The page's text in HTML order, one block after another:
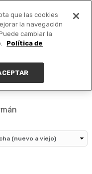
PUBLICA GRATIS +
que las cookies
la navegación
cambiar la
Política de